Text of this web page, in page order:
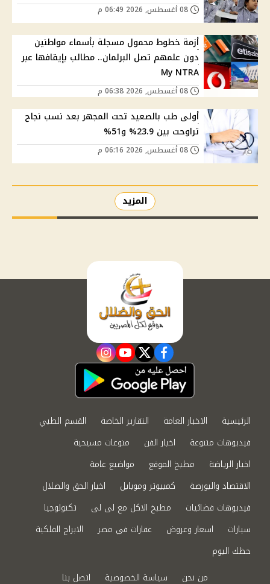
أزمة خطوط محمول مسجلة بأسماء مواطنين
دون علمهم تصل البرلمان.. مطالب بإيقافها عبر
My NTRA
أولى طب بالصعيد تحت المجهر بعد نسب نجاح
تراوحت بين 23.9% و51%
المزيد
facebook
twitter
youtube
instagram
الرئيسية الاخبار العامة التقارير الخاصة
القسم الطبي
فيديوهات متنوعة
اخبار الفن
منوعات مسيحية
اخبار الرياضة
مطبخ الموقع
مواضيع عامة
الاقتصاد والبورصة
كمبيوتر وموبايل
اخبار الحق والضلال
فيديوهات فضائيات
مطبخ الاكل مع لى لى
تكنولوجيا
سيارات
اسعار وعروض عقارات في مصر
الابراج الفلكية
حظك اليوم
من نحن
سياسة الخصوصية اتصل بنا